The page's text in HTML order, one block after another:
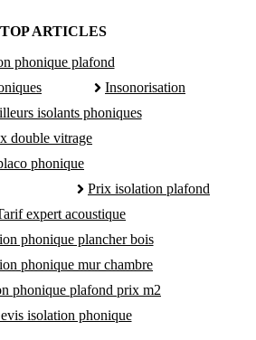
TOP ARTICLES
phonique plafond
Insonorisation
isolants phoniques
double vitrage
phonique
Prix isolation plafond
expert acoustique
phonique plancher bois
phonique mur chambre
phonique plafond prix m2
isolation phonique